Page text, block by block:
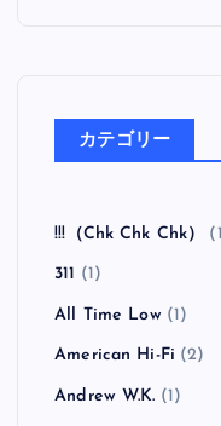
カテゴリー
!!!（Chk Chk Chk）
311 (1)
All Time Low(1)
American Hi-Fi (2)
Andrew W.K. (1)